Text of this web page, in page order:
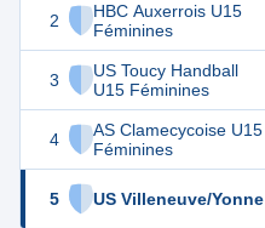
2
HBC Auxerrois U15
Féminines
3
US Toucy Handball
U15 Féminines
4
AS Clamecycoise U15
Féminines
5 US Villeneuve/Yonne
0
0
0 0
0 0